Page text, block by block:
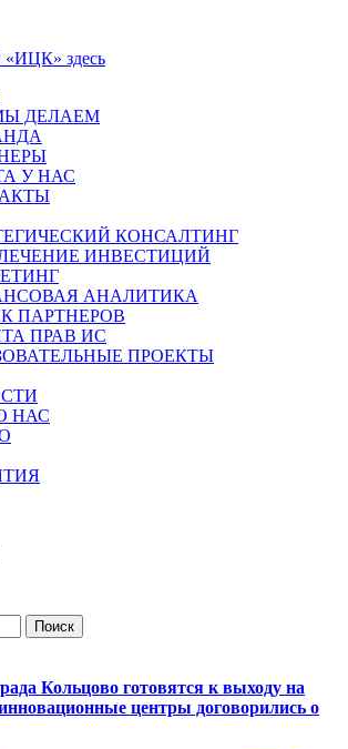
здесь
ДЕЛАЕМ
У НАС
КОНСАЛТИНГ
ИНВЕСТИЦИЙ
АНАЛИТИКА
ПАРТНЕРОВ
ПРАВ ИС
ПРОЕКТЫ
НАС
Кольцово готовятся к выходу на
центры договорились о